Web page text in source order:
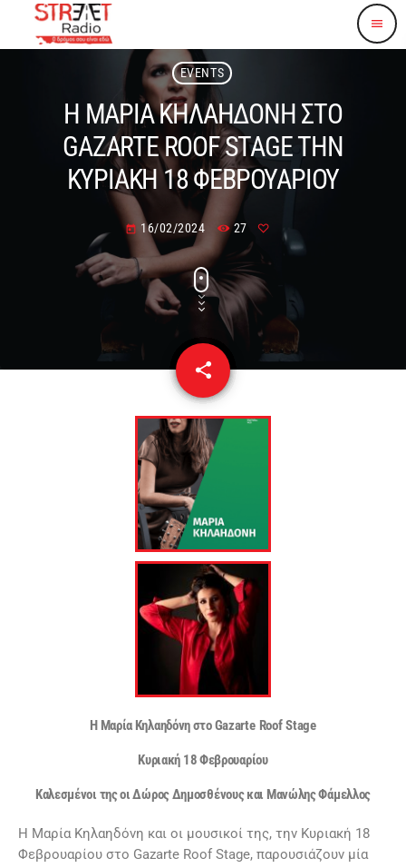
menu
EVENTS
Η ΜΑΡΙΑ ΚΗΛΑΗΔΟΝΗ ΣΤΟ
GAZARTE ROOF STAGE ΤΗΝ
ΚΥΡΙΑΚΗ 18 ΦΕΒΡΟΥΑΡΙΟΥ
today 16/02/2024 27
share
email
Η Μαρία Κηλαηδόνη στοGazarte Roof Stage
Κυριακή 18 Φεβρουαρίου
Καλεσμένοι της οι Δώρος Δημοσθένους και Μανώλης Φάμελλος
Η Μαρία Κηλαηδόνη και οι μουσικοί της, την Κυριακή 18
Φεβρουαρίου στο Gazarte Roof Stage, παρουσιάζουν μία